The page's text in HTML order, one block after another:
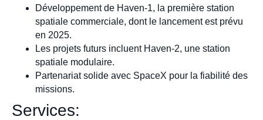
Développement de Haven-1, la première station
spatiale commerciale, dont le lancement est prévu
en 2025.
Les projets futurs incluent Haven-2, une station
spatiale modulaire.
Partenariat solide avec SpaceX pour la fiabilité des
missions.
Services: